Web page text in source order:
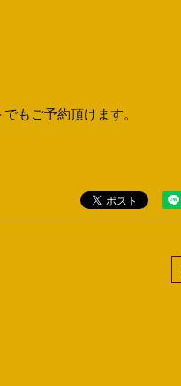
もご予約頂けます。